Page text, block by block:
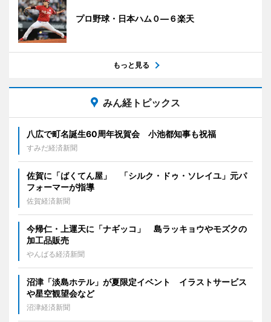
プロ野球・日本ハム０―６楽天
もっと見る
みん経トピックス
八広で町名誕生60周年祝賀会 小池都知事も祝福
すみだ経済新聞
佐賀に「ばくてん屋」 「シルク・ドゥ・ソレイユ」元パ
フォーマーが指導
佐賀経済新聞
今帰仁・上運天に「ナギッコ」 島ラッキョウやモズクの
加工品販売
やんばる経済新聞
沼津「淡島ホテル」が夏限定イベント イラストサービス
や星空観望会など
沼津経済新聞